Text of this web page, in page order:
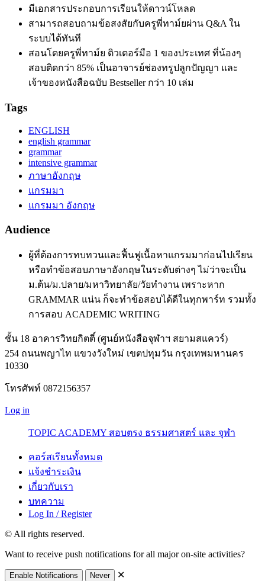
มีเอกสารประกอบการเรียนให้ดาวน์โหลด
สามารถสอบถามข้อสงสัยกับครูพี่ทาม์ยผ่าน Q&A ใน
ระบบได้ทันที
สอนโดยครูพี่ทาม์ย ติวเตอร์มือ 1 ของประเทศ ที่น้องๆ
สอบติดกว่า 85% เป็นอาจารย์ช่องทรูปลูกปัญญา และ
เจ้าของหนังสือฉบับ Bestseller กว่า 10 เล่ม
Tags
ENGLISH
english grammar
grammar
intensive grammar
ภาษาอังกฤษ
แกรมมา
แกรมมา อังกฤษ
Audience
ผู้ที่ต้องการทบทวนและฟื้นฟูเนื้อหาแกรมมาก่อนไปเรียน
หรือทำข้อสอบภาษาอังกฤษในระดับต่างๆ ไม่ว่าจะเป็น
ม.ต้น/ม.ปลาย/มหาวิทยาลัย/วัยทำงาน เพราะหาก
GRAMMAR แน่น ก็จะทำข้อสอบได้ดีในทุกพาร์ท รวมทั้ง
การสอบ ACADEMIC WRITING
ชั้น 18 อาคารวิทยกิตติ์ (ศูนย์หนังสือจุฬาฯ สยามสแควร์)
254 ถนนพญาไท แขวงวังใหม่ เขตปทุมวัน กรุงเทพมหานคร
10330
โทรศัพท์ 0872156357
Log in
TOPIC ACADEMY สอบตรง ธรรมศาสตร์ และ จุฬา
คอร์สเรียนทั้งหมด
แจ้งชำระเงิน
เกี่ยวกับเรา
บทความ
Log In / Register
© All rights reserved.
Want to receive push notifications for all major on-site activities?
Enable Notifications Never ✕